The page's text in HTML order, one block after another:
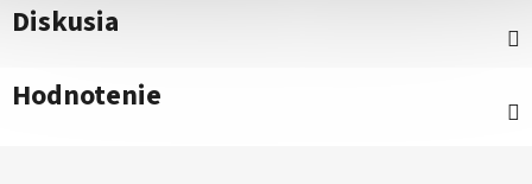
Diskusia
Hodnotenie